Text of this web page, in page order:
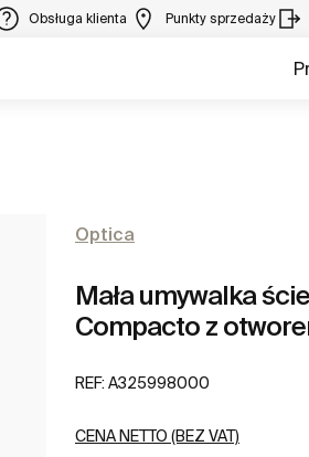
Obsługa klienta Punkty sprzedaży
Optica
Mała umywalka
Compacto z
REF: A325998000
CENA NETTO (BEZ VAT)